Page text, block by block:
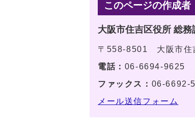
このページの作成者
大阪市住吉区役所 総務
〒558-8501 大阪市住
電話： 06-6694-9625
ファックス： 06-6692-
メール送信フォーム